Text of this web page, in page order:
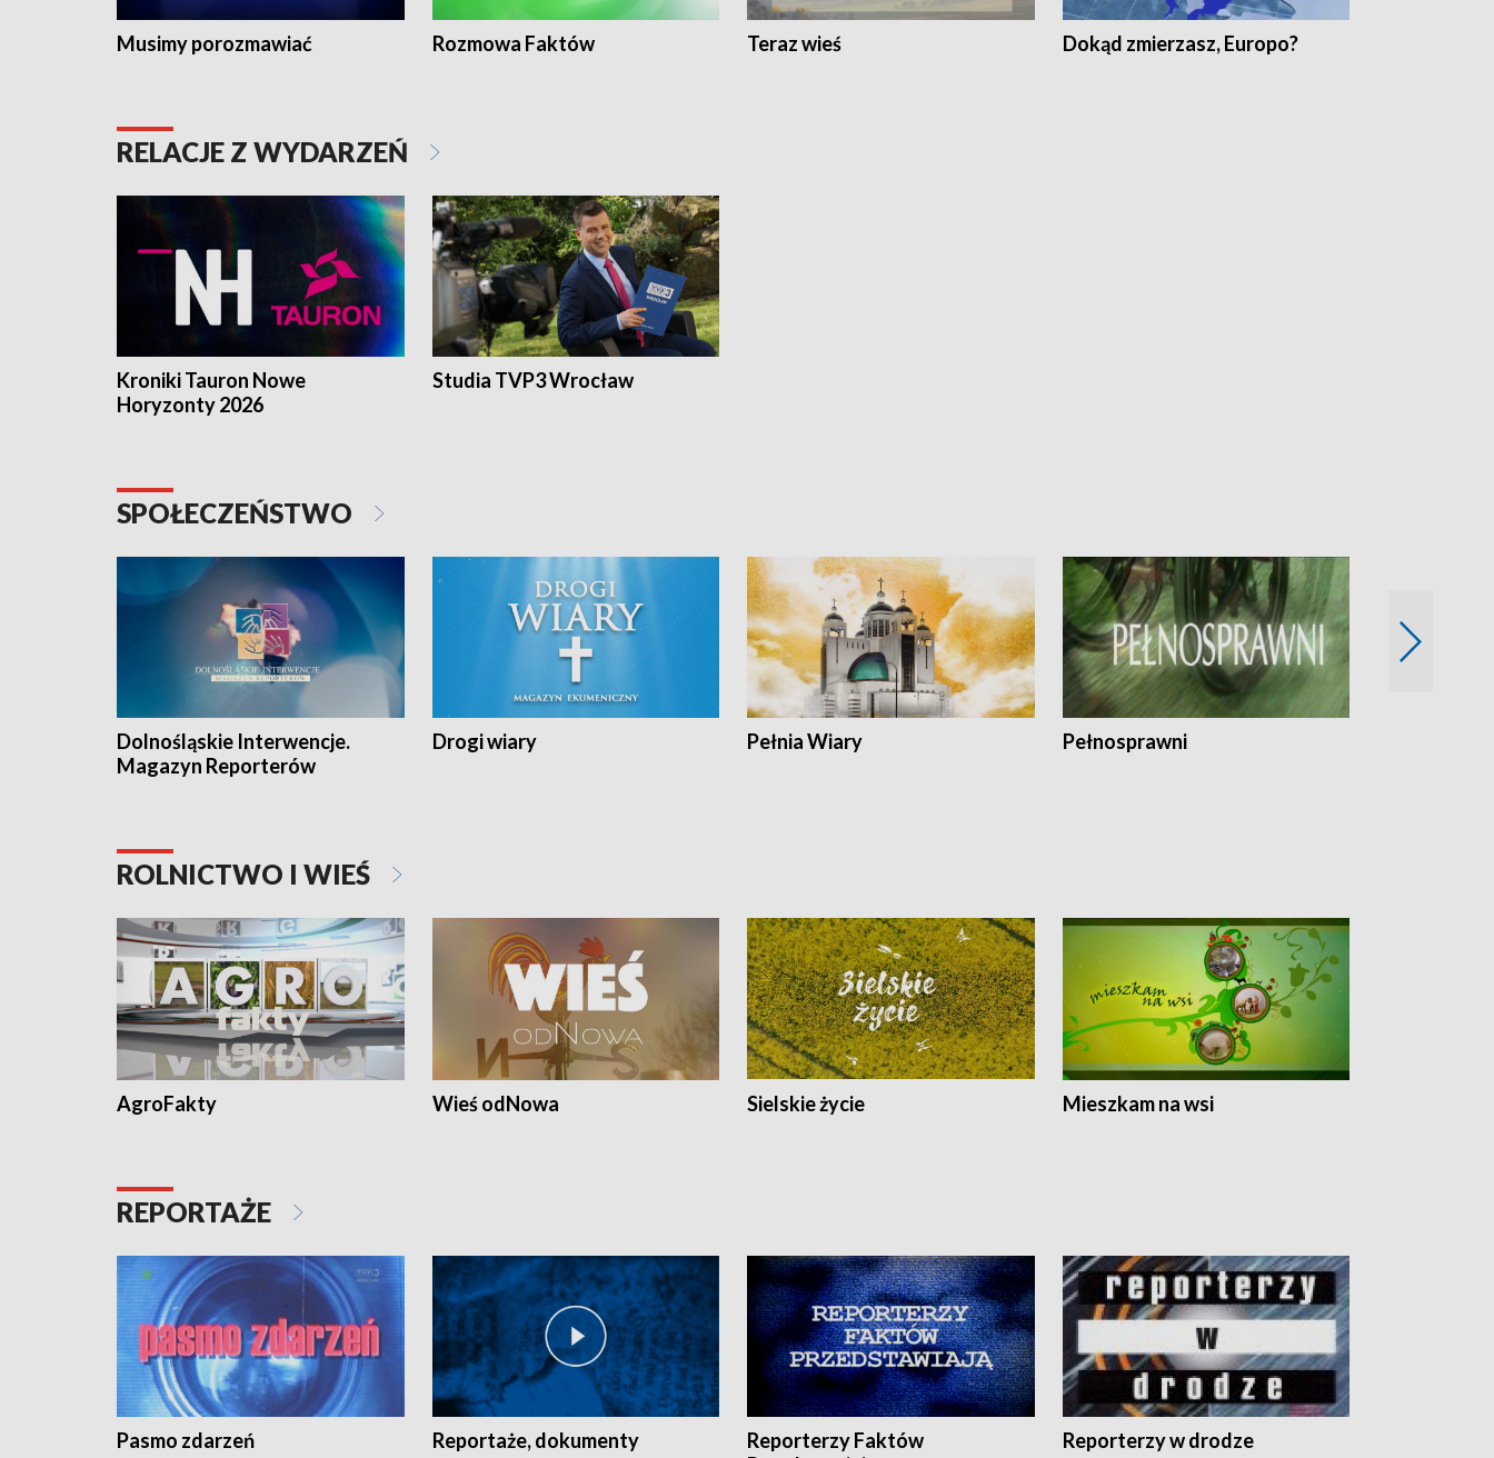
Musimy porozmawiać Rozmowa Faktów Teraz wieś Dokąd zmierzasz, Europo?
RELACJE Z WYDARZEŃ
Kroniki Tauron Nowe
Horyzonty 2026
Studia TVP3 Wrocław
SPOŁECZEŃSTWO
Dolnośląskie Interwencje.
Magazyn Reporterów
Drogi wiary Pełnia Wiary Pełnosprawni
ROLNICTWO I WIEŚ
AgroFakty Wieś odNowa Sielskie życie Mieszkam na wsi
REPORTAŻE
Pasmo zdarzeń Reportaże, dokumenty
Reporterzy Faktów
Reporterzy w drodze